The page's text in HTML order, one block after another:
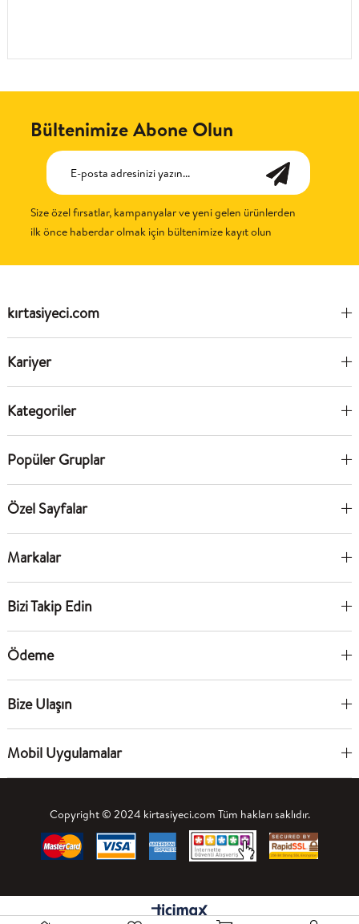
Bültenimize Abone Olun
Size özel fırsatlar, kampanyalar ve yeni gelen ürünlerden
ilk önce haberdar olmak için bültenimize kayıt olun
kırtasiyeci.com
Kariyer
Kategoriler
Popüler Gruplar
Özel Sayfalar
Markalar
Bizi Takip Edin
Ödeme
Bize Ulaşın
Mobil Uygulamalar
Copyright © 2024 kirtasiyeci.com Tüm hakları saklıdır.